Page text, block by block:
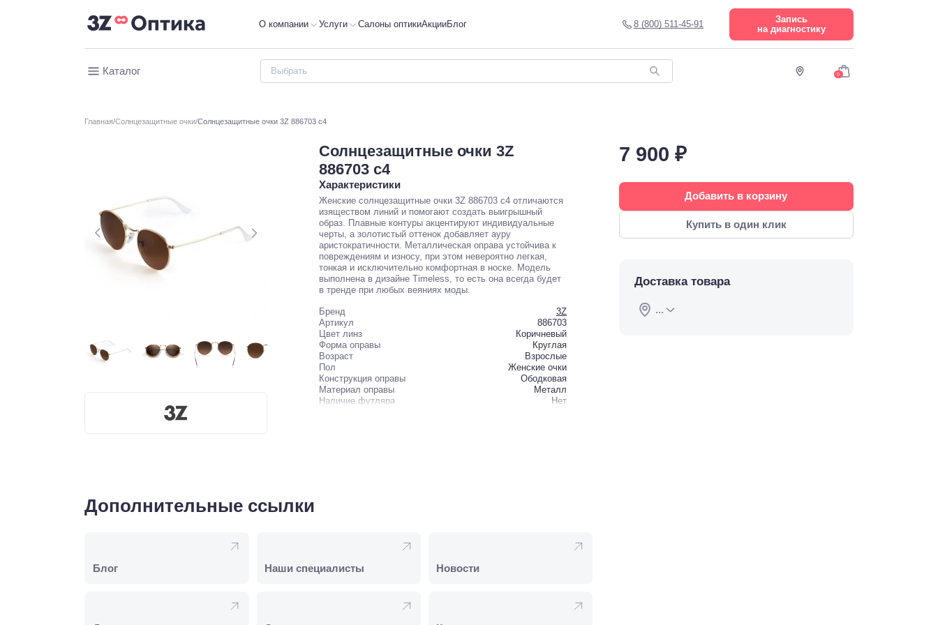
О компании Услуги Салоны оптикиАкцииБлог 8 (800) 511-45-91
Запись
на диагностику
Каталог 0
Главная Солнцезащитные очки Солнцезащитные очки 3Z 886703 c4
Солнцезащитные очки 3Z
886703 c4
Характеристики
Женские солнцезащитные очки 3Z 886703 c4 отличаются
изяществом линий и помогают создать выигрышный
образ. Плавные контуры акцентируют индивидуальные
черты, а золотистый оттенок добавляет ауру
аристократичности. Металлическая оправа устойчива к
повреждениям и износу, при этом невероятно легкая,
тонкая и исключительно комфортная в носке. Модель
выполнена в дизайне Timeless, то есть она всегда будет
в тренде при любых веяниях моды.
Бренд
3Z
Артикул
886703
Цвет линз
Коричневый
Форма оправы
Круглая
Возраст
Взрослые
Пол
Женские очки
Конструкция оправы
Ободковая
Материал оправы
Металл
Наличие футляра
Нет
7 900 ₽
Добавить в корзину
Купить в один клик
Доставка товара
...
Дополнительные ссылки
Блог Наши специалисты Новости